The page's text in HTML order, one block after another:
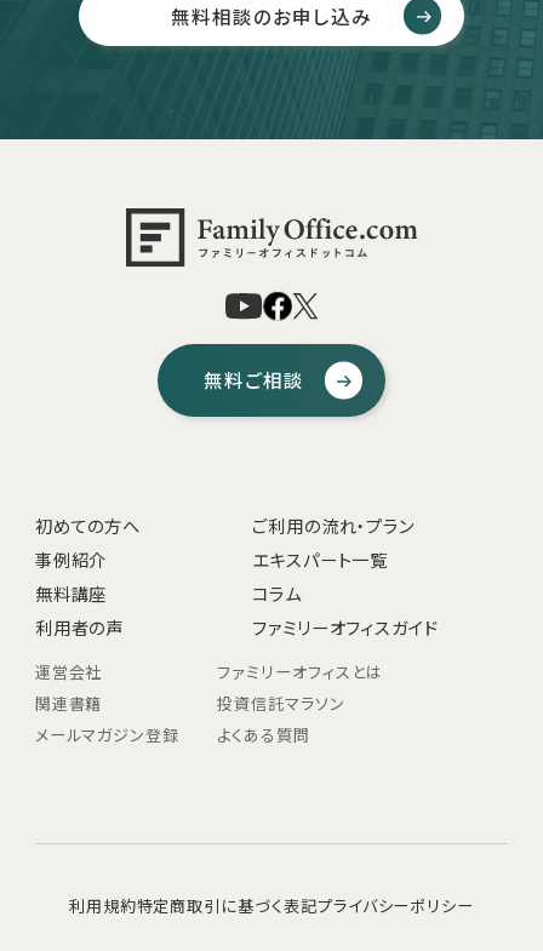
無料相談のお申し込み
無料ご相談
初めての方へ
ご利用の流れ・プラン
事例紹介
エキスパート一覧
無料講座
コラム
利用者の声
ファミリーオフィスガイド
運営会社
ファミリーオフィスとは
関連書籍
投資信託マラソン
メールマガジン登録
よくある質問
利用規約特定商取引に基づく表記プライバシーポリシー